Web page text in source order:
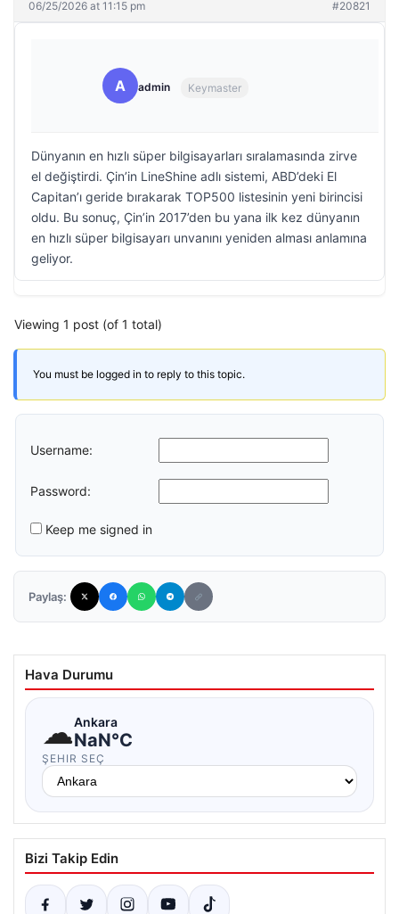
06/25/2026 at 11:15 pm #20821
A admin Keymaster
Dünyanın en hızlı süper bilgisayarları sıralamasında zirve
el değiştirdi. Çin’in LineShine adlı sistemi, ABD’deki El
Capitan’ı geride bırakarak TOP500 listesinin yeni birincisi
oldu. Bu sonuç, Çin’in 2017’den bu yana ilk kez dünyanın
en hızlı süper bilgisayarı unvanını yeniden alması anlamına
geliyor.
Viewing 1 post (of 1 total)
You must be logged in to reply to this topic.
Username:
Password:
Keep me signed in
Paylaş:
Hava Durumu
☁Ankara
NaN°C
ŞEHIR SEÇ
Bizi Takip Edin